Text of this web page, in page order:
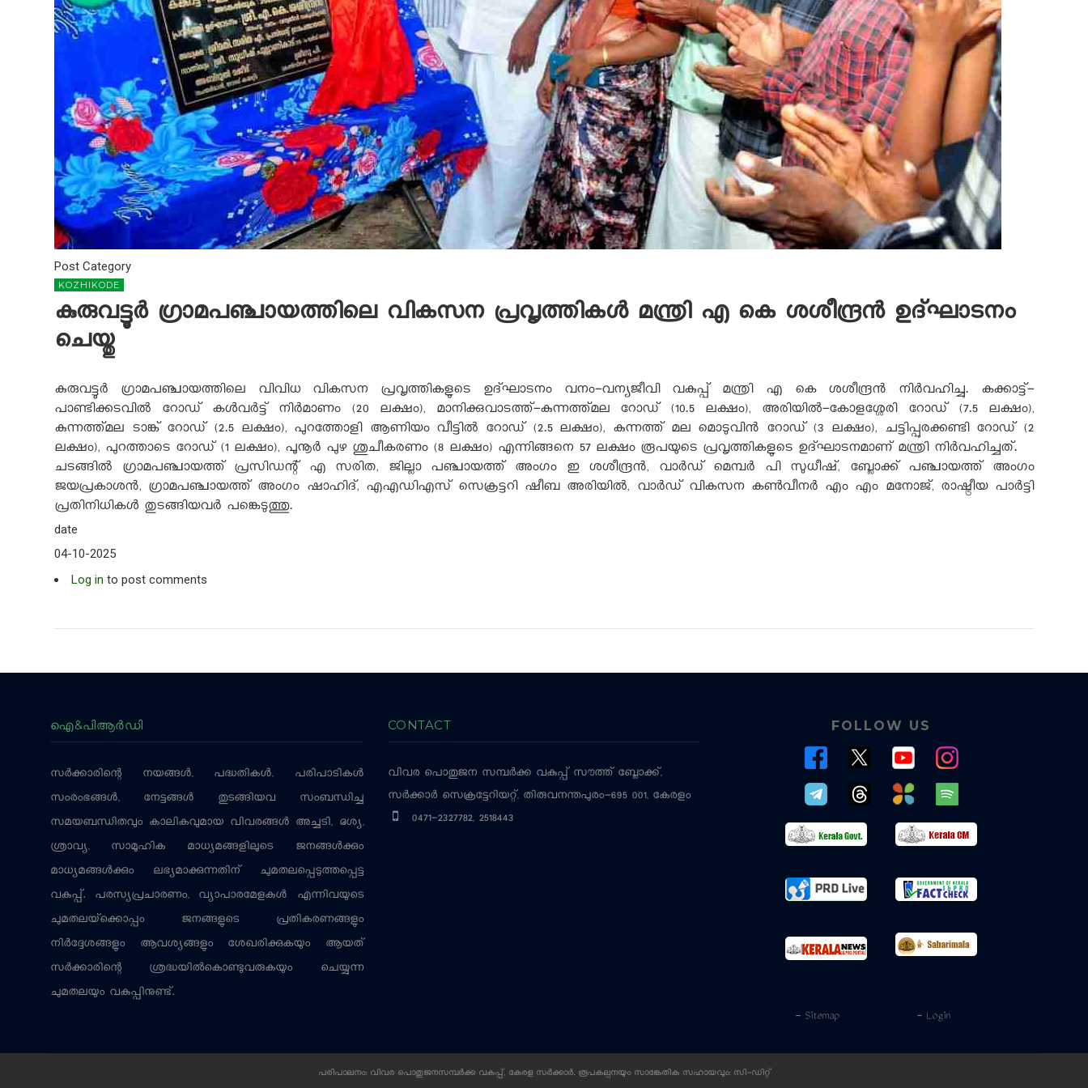
Post Category
KOZHIKODE
കുരുവട്ടൂര്‍ ഗ്രാമപഞ്ചായത്തിലെ വികസന പ്രവൃത്തികള്‍ മന്ത്രി എ കെ ശശീന്ദ്രന്‍ ഉദ്ഘാടനം
ചെയ്തു
കുരുവട്ടൂര്‍ ഗ്രാമപഞ്ചായത്തിലെ വിവിധ വികസന പ്രവൃത്തികളുടെ ഉദ്ഘാടനം വനം-വന്യജീവി വകുപ്പ് മന്ത്രി എ കെ ശശീന്ദ്രന്‍ നിര്‍വഹിച്ചു. കക്കാട്ട്-
പാണ്ടിക്കടവില്‍ റോഡ് കള്‍വര്‍ട്ട് നിര്‍മാണം (20 ലക്ഷം), മാനിക്കുവാടത്ത്-കുന്നത്ത്മല റോഡ് (10.5 ലക്ഷം), അരിയില്‍-കോളശ്ശേരി റോഡ് (7.5 ലക്ഷം),
കുന്നത്ത്മല ടാങ്ക് റോഡ് (2.5 ലക്ഷം), പുറത്തോളി ആണിയം വീട്ടില്‍ റോഡ് (2.5 ലക്ഷം), കുന്നത്ത് മല മൊടുവിന്‍ റോഡ് (3 ലക്ഷം), ചട്ടിപ്പുരക്കണ്ടി റോഡ് (2
ലക്ഷം), പുറത്താടെ റോഡ് (1 ലക്ഷം), പൂനൂര്‍ പുഴ ശുചീകരണം (8 ലക്ഷം) എന്നിങ്ങനെ 57 ലക്ഷം രൂപയുടെ പ്രവൃത്തികളുടെ ഉദ്ഘാടനമാണ് മന്ത്രി നിര്‍വഹിച്ചത്.
ചടങ്ങില്‍ ഗ്രാമപഞ്ചായത്ത് പ്രസിഡന്റ് എ സരിത, ജില്ലാ പഞ്ചായത്ത് അംഗം ഇ ശശീന്ദ്രന്‍, വാര്‍ഡ് മെമ്പര്‍ പി സുധീഷ്, ബ്ലോക്ക് പഞ്ചായത്ത് അംഗം
ജയപ്രകാശന്‍, ഗ്രാമപഞ്ചായത്ത് അംഗം ഷാഹിദ്, എഎഡിഎസ് സെക്രട്ടറി ഷീബ അരിയില്‍, വാര്‍ഡ് വികസന കണ്‍വീനര്‍ എം എം മനോജ്, രാഷ്ട്രീയ പാര്‍ട്ടി
പ്രതിനിധികള്‍ തുടങ്ങിയവര്‍ പങ്കെടുത്തു.
date
04-10-2025
Log in to post comments
ഐ&പിആര്‍ഡി
സര്‍ക്കാരിന്റെ നയങ്ങള്‍, പദ്ധതികള്‍, പരിപാടികള്‍
സംരംഭങ്ങള്‍, നേട്ടങ്ങള്‍ തുടങ്ങിയവ സംബന്ധിച്ച
സമയബന്ധിതവും കാലികവുമായ വിവരങ്ങള്‍ അച്ചടി, ദൃശ്യ,
ശ്രാവ്യ, സാമൂഹിക മാധ്യമങ്ങളിലൂടെ ജനങ്ങള്‍ക്കും
മാധ്യമങ്ങള്‍ക്കും ലഭ്യമാക്കുന്നതിന് ചുമതലപ്പെടുത്തപ്പെട്ട
വകുപ്പ്. പരസ്യപ്രചാരണം, വ്യാപാരമേളകള്‍ എന്നിവയുടെ
ചുമതലയ്‌ക്കൊപ്പം ജനങ്ങളുടെ പ്രതികരണങ്ങളും
നിര്‍ദ്ദേശങ്ങളും ആവശ്യങ്ങളും ശേഖരിക്കുകയും ആയത്
സര്‍ക്കാരിന്റെ ശ്രദ്ധയില്‍കൊണ്ടുവരുകയും ചെയ്യുന്ന
ചുമതലയും വകുപ്പിനുണ്ട്.
CONTACT
വിവര പൊതുജന സമ്പര്‍ക്ക വകുപ്പ് സൗത്ത് ബ്ലോക്ക്,
സര്‍ക്കാര്‍ സെക്രട്ടേറിയറ്റ്, തിരുവനന്തപുരം-695 001, കേരളം
0471-2327782, 2518443
FOLLOW US
- Login
- Sitemap
പരിപാലനം: വിവര പൊതുജനസമ്പര്‍ക്ക വകുപ്പ്, കേരള സര്‍ക്കാര്‍. രൂപകല്പനയും സാങ്കേതിക സഹായവും: സി-ഡിറ്റ്